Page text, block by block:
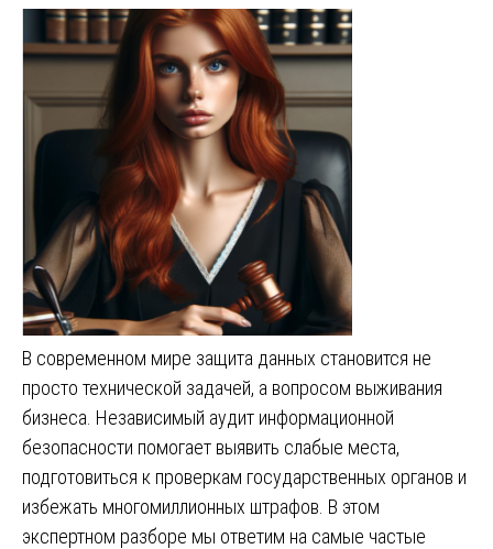
В современном мире защита данных становится не
просто технической задачей, а вопросом выживания
бизнеса. Независимый аудит информационной
безопасности помогает выявить слабые места,
подготовиться к проверкам государственных органов и
избежать многомиллионных штрафов. В этом
экспертном разборе мы ответим на самые частые